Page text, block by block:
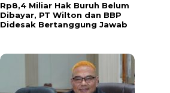
Rp8,4 Miliar Hak Buruh Belum
Dibayar, PT Wilton dan BBP
Didesak Bertanggung Jawab